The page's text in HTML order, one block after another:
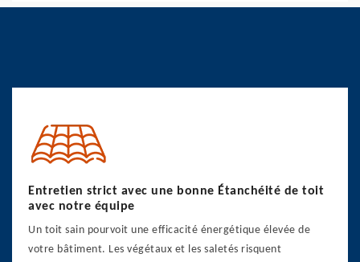
Entretien strict avec une bonne Étanchéité de toit
avec notre équipe
Un toit sain pourvoit une efficacité énergétique élevée de
votre bâtiment. Les végétaux et les saletés risquent